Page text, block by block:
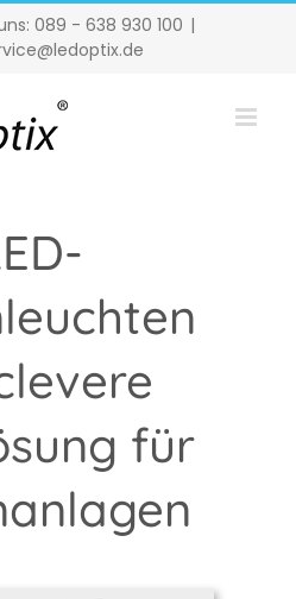
089 - 638 930 100 |
für